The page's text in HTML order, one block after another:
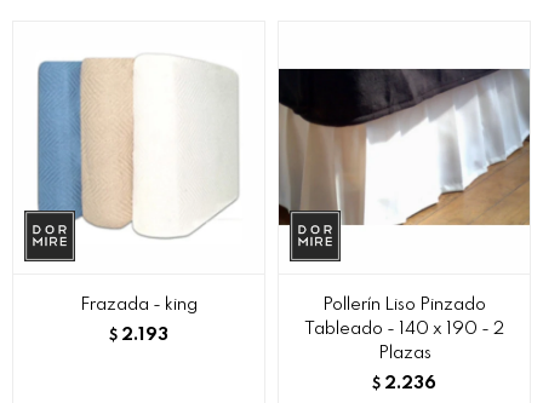
Frazada - king
$ 2.193
Pollerín Liso Pinzado
Tableado - 140 x 190 - 2
Plazas
$ 2.236